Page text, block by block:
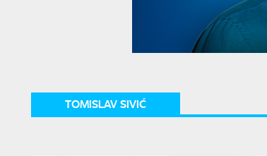
TOMISLAV SIVIĆ